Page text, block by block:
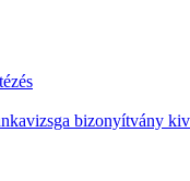
bizonyítvány